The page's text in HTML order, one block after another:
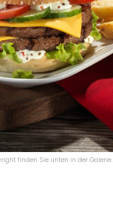
finden Sie unten in der Galerie.